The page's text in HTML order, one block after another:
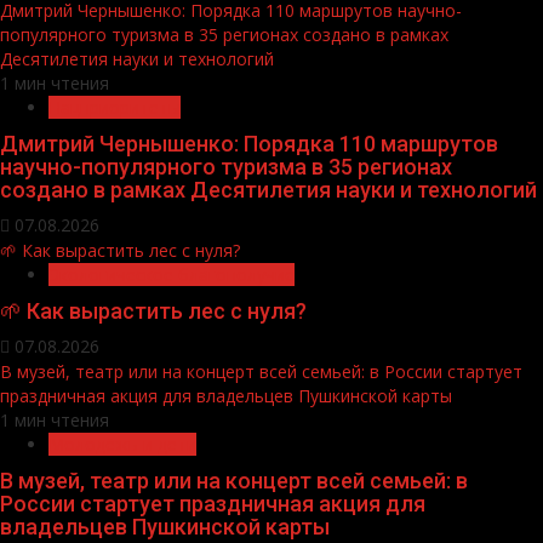
Дмитрий Чернышенко: Порядка 110 маршрутов научно-
популярного туризма в 35 регионах создано в рамках
Десятилетия науки и технологий
1 мин чтения
Дмитрий Чернышенко: Порядка 110 маршрутов
научно-популярного туризма в 35 регионах
создано в рамках Десятилетия науки и технологий
07.08.2026
🌱 Как вырастить лес с нуля?
🌱 Как вырастить лес с нуля?
07.08.2026
В музей, театр или на концерт всей семьей: в России стартует
праздничная акция для владельцев Пушкинской карты
1 мин чтения
В музей, театр или на концерт всей семьей: в
России стартует праздничная акция для
владельцев Пушкинской карты